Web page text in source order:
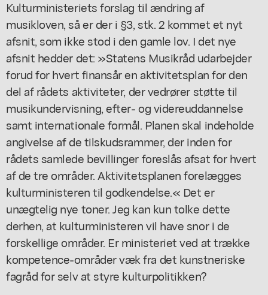
Kulturministeriets forslag til ændring af
musikloven, så er der i §3, stk. 2 kommet et nyt
afsnit, som ikke stod i den gamle lov. I det nye
afsnit hedder det: »Statens Musikråd udarbejder
forud for hvert finansår en aktivitetsplan for den
del af rådets aktiviteter, der vedrører støtte til
musikundervisning, efter- og videreuddannelse
samt internationale formål. Planen skal indeholde
angivelse af de tilskudsrammer, der inden for
rådets samlede bevillinger foreslås afsat for hvert
af de tre områder. Aktivitetsplanen forelægges
kulturministeren til godkendelse.« Det er
unægtelig nye toner. Jeg kan kun tolke dette
derhen, at kulturministeren vil have snor i de
forskellige områder. Er ministeriet ved at trække
kompetence-områder væk fra det kunstneriske
fagråd for selv at styre kulturpolitikken?